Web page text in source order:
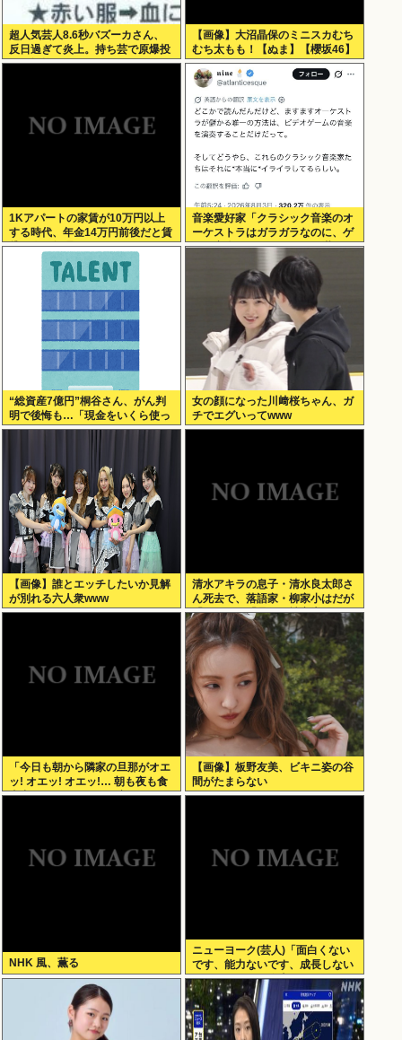
超人気芸人8.6秒バズーカさん、
反日過ぎて炎上。持ち芸で原爆投
下を揶揄
【画像】大沼晶保のミニスカむち
むち太もも！【ぬま】【櫻坂46】
1Kアパートの家賃が10万円以上
する時代、年金14万円前後だと賃
貸の人は無理じゃね？
音楽愛好家「クラシック音楽のオ
ーケストラはガラガラなのに、ゲ
ーム音楽のオーケストラは満員…
本当にイライラする」
“総資産7億円”桐谷さん、がん判
明で後悔も…「現金をいくら使っ
ておきたかった？」にまさかの回
女の顔になった川﨑桜ちゃん、ガ
チでエグいってwww
【画像】誰とエッチしたいか見解
が別れる六人衆www
清水アキラの息子・清水良太郎さ
ん死去で、落語家・柳家小はだが
「いじめ」「暴行」被害告発
「今日も朝から隣家の旦那がオエ
ッ! オエッ! オエッ!… 朝も夜も食
事中もかなりえづきの音がして不
【画像】板野友美、ビキニ姿の谷
間がたまらない
NHK 風、薫る
ニューヨーク(芸人)「面白くない
です、能力ないです、成長しない
です、たびたび炎上します」←そ
れでもゴリ押される理由